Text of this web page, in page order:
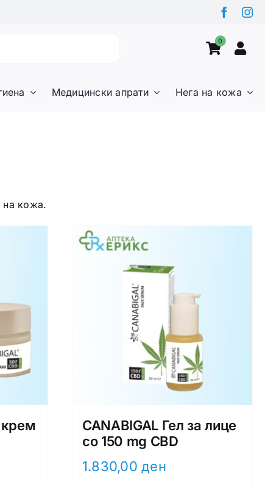
0
Медицински апрати Нега на кожа
на кожа.
крем
CANABIGAL Гел за лице
со 150 mg CBD
1.830,00ден